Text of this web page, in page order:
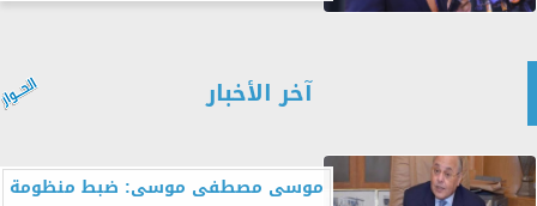
آخر الأخبار
موسى مصطفى موسى: ضبط منظومة